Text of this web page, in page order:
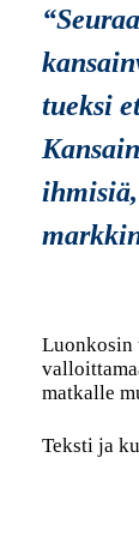
tueksi
Luonkosin
matkalle
Teksti ja